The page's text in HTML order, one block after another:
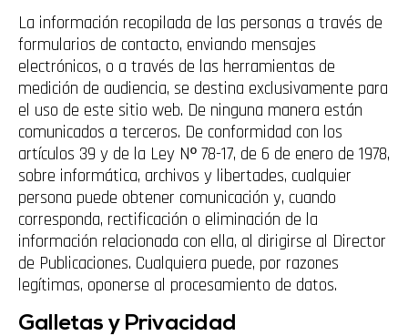
La información recopilada de las personas a través de
formularios de contacto, enviando mensajes
electrónicos, o a través de las herramientas de
medición de audiencia, se destina exclusivamente para
el uso de este sitio web. De ninguna manera están
comunicados a terceros. De conformidad con los
artículos 39 y de la Ley Nº 78-17, de 6 de enero de 1978,
sobre informática, archivos y libertades, cualquier
persona puede obtener comunicación y, cuando
corresponda, rectificación o eliminación de la
información relacionada con ella, al dirigirse al Director
de Publicaciones. Cualquiera puede, por razones
legítimas, oponerse al procesamiento de datos.
Galletas y Privacidad